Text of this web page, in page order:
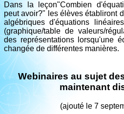
Dans la leçon"Combien
peut avoir?" les élèves établiront
algébriques d'équations
(graphique/table de valeurs/
des représentations lorsqu'une
changée de différentes manières.
Webinaires au sujet
maintenant
(ajouté le 7